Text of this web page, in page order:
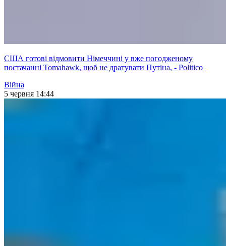
США готові відмовити Німеччині у вже погодженому
постачанні Tomahawk, щоб не дратувати Путіна, - Politico
Війна
5 червня 14:44